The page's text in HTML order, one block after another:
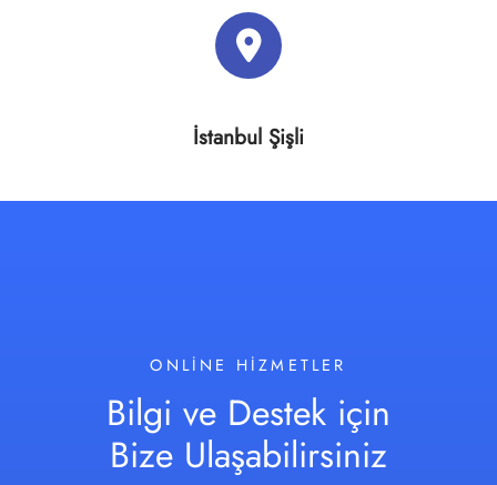
İstanbul Şişli
ONLINE HIZMETLER
Bilgi ve Destek için
Bize Ulaşabilirsiniz